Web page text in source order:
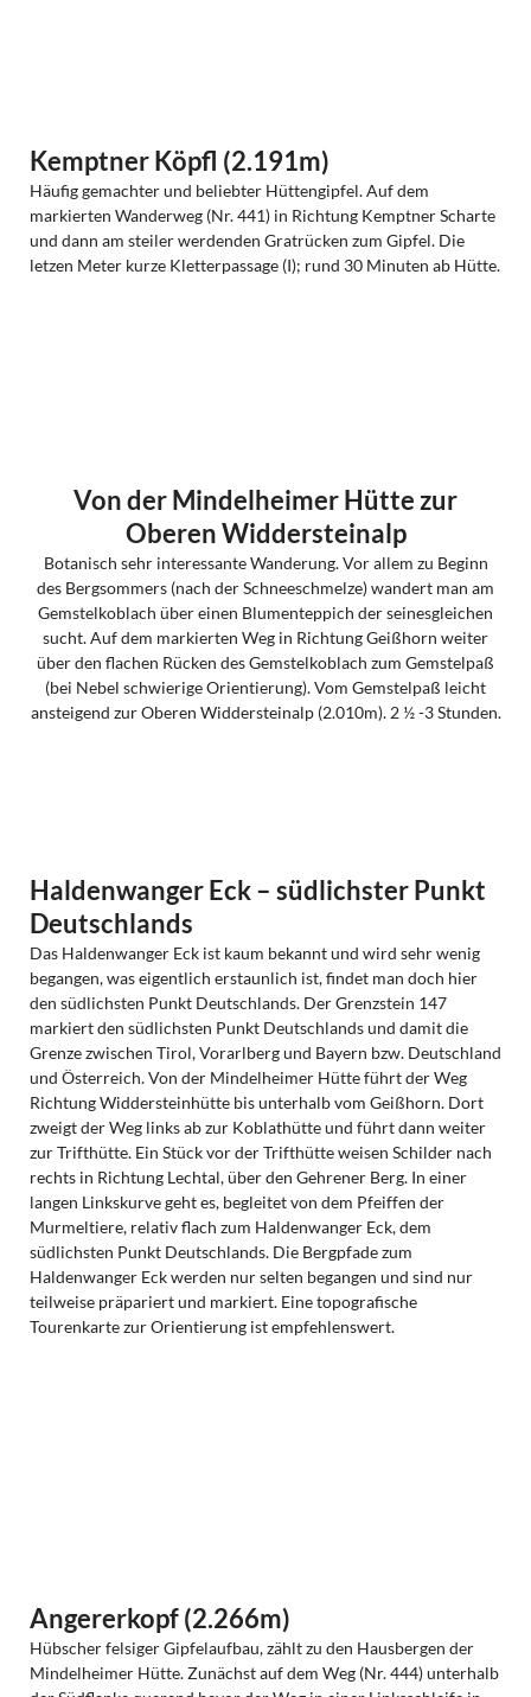
Kemptner Köpfl (2.191m)
Häufig gemachter und beliebter Hüttengipfel. Auf dem
markierten Wanderweg (Nr. 441) in Richtung Kemptner Scharte
und dann am steiler werdenden Gratrücken zum Gipfel. Die
letzen Meter kurze Kletterpassage (I); rund 30 Minuten ab Hütte.
Von der Mindelheimer Hütte zur
Oberen Widdersteinalp
Botanisch sehr interessante Wanderung. Vor allem zu Beginn
des Bergsommers (nach der Schneeschmelze) wandert man am
Gemstelkoblach über einen Blumenteppich der seinesgleichen
sucht. Auf dem markierten Weg in Richtung Geißhorn weiter
über den flachen Rücken des Gemstelkoblach zum Gemstelpaß
(bei Nebel schwierige Orientierung). Vom Gemstelpaß leicht
ansteigend zur Oberen Widdersteinalp (2.010m). 2 ½ -3 Stunden.
Haldenwanger Eck – südlichster Punkt
Deutschlands
Das Haldenwanger Eck ist kaum bekannt und wird sehr wenig
begangen, was eigentlich erstaunlich ist, findet man doch hier
den südlichsten Punkt Deutschlands. Der Grenzstein 147
markiert den südlichsten Punkt Deutschlands und damit die
Grenze zwischen Tirol, Vorarlberg und Bayern bzw. Deutschland
und Österreich. Von der Mindelheimer Hütte führt der Weg
Richtung Widdersteinhütte bis unterhalb vom Geißhorn. Dort
zweigt der Weg links ab zur Koblathütte und führt dann weiter
zur Trifthütte. Ein Stück vor der Trifthütte weisen Schilder nach
rechts in Richtung Lechtal, über den Gehrener Berg. In einer
langen Linkskurve geht es, begleitet von dem Pfeiffen der
Murmeltiere, relativ flach zum Haldenwanger Eck, dem
südlichsten Punkt Deutschlands. Die Bergpfade zum
Haldenwanger Eck werden nur selten begangen und sind nur
teilweise präpariert und markiert. Eine topografische
Tourenkarte zur Orientierung ist empfehlenswert.
Angererkopf (2.266m)
Hübscher felsiger Gipfelaufbau, zählt zu den Hausbergen der
Mindelheimer Hütte. Zunächst auf dem Weg (Nr. 444) unterhalb